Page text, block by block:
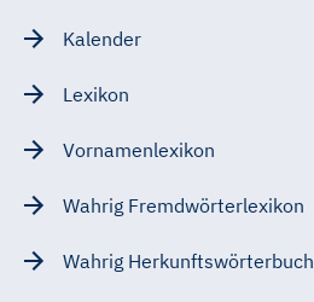
Kalender
Lexikon
Vornamenlexikon
Wahrig Fremdwörterlexikon
Wahrig Herkunftswörterbuch